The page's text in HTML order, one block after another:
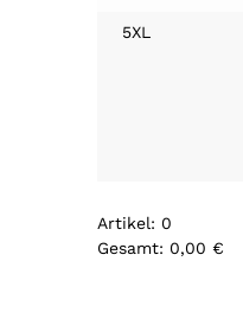
5XL
Artikel: 0
Gesamt: 0,00 €